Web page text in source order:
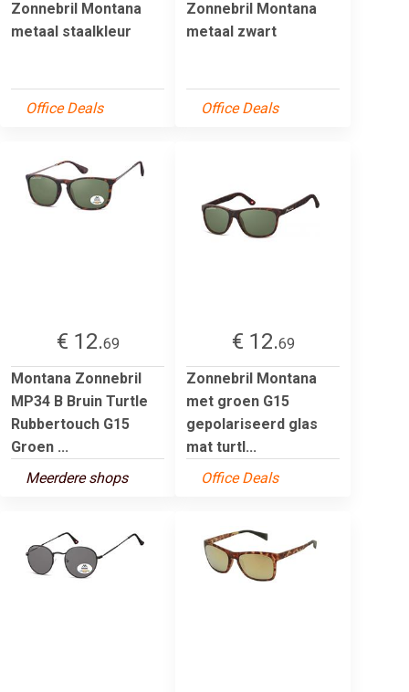
Zonnebril Montana
metaal staalkleur
Office Deals
Zonnebril Montana
metaal zwart
Office Deals
€ 12.69
Montana Zonnebril
MP34 B Bruin Turtle
Rubbertouch G15
Groen ...
Meerdere shops
€ 12.69
Zonnebril Montana
met groen G15
gepolariseerd glas
mat turtl...
Office Deals